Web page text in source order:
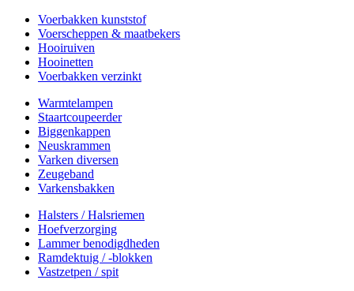
Voerbakken kunststof
Voerscheppen & maatbekers
Hooiruiven
Hooinetten
Voerbakken verzinkt
Warmtelampen
Staartcoupeerder
Biggenkappen
Neuskrammen
Varken diversen
Zeugeband
Varkensbakken
Halsters / Halsriemen
Hoefverzorging
Lammer benodigdheden
Ramdektuig / -blokken
Vastzetpen / spit